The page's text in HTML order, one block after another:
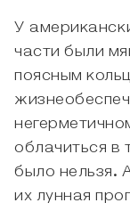
У
части были
поясным
облачиться в
было нельзя.
их лунная